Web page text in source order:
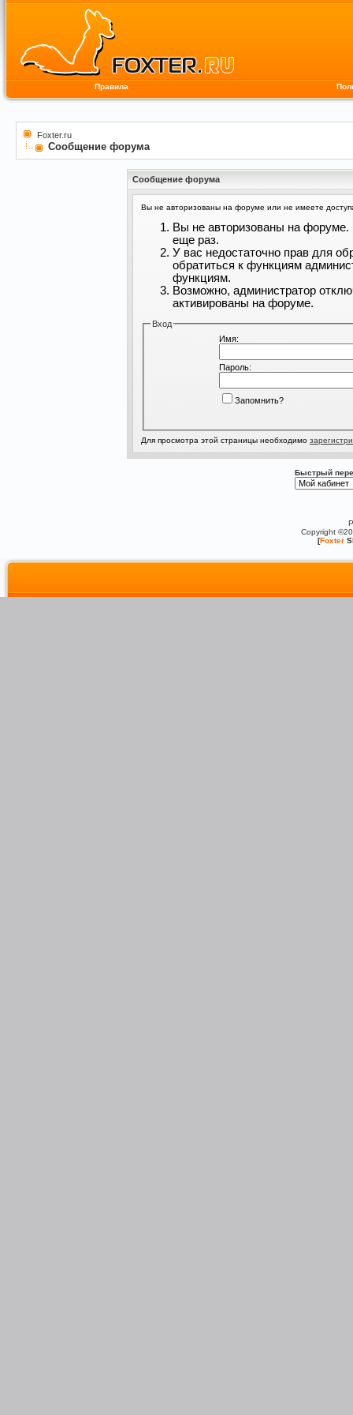
Правила
Foxter.ru
Сообщение форума
Сообщение форума
Вы не авторизованы на форуме или не имеете
Вы не авторизованы на форуме.
еще раз.
У вас недостаточно прав для
обратиться к функциям
функциям.
Возможно, администратор
активированы на форуме.
Вход
Имя:
Пароль:
Запомнить?
Для просмотра этой страницы необходимо
Быстрый
Copyright
[Foxter